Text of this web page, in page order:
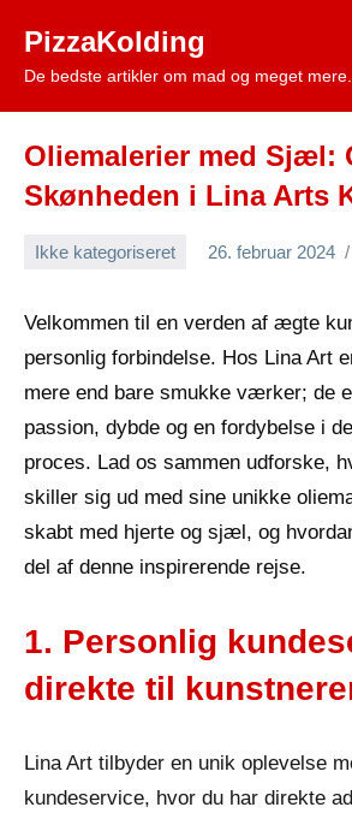
indhold
PizzaKolding
De bedste artikler om mad og meget mere.
Oliemalerier med Sjæl:
Skønheden i Lina Arts
Ikke kategoriseret 26. februar 2024
Velkommen til en verden af ægte
personlig forbindelse. Hos Lina Art
mere end bare smukke værker; de
passion, dybde og en fordybelse i
proces. Lad os sammen udforske,
skiller sig ud med sine unikke
skabt med hjerte og sjæl, og
del af denne inspirerende rejse.
1. Personlig
direkte til
Lina Art tilbyder en unik oplevelse
kundeservice, hvor du har direkte